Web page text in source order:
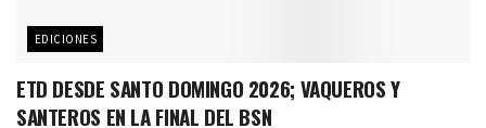
EDICIONES
ETD DESDE SANTO DOMINGO 2026; VAQUEROS Y
SANTEROS EN LA FINAL DEL BSN